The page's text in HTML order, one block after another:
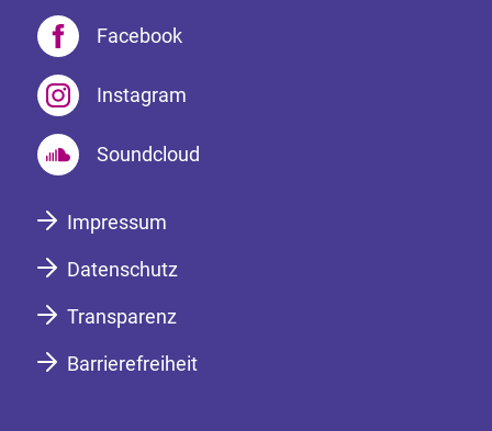
Facebook
Instagram
Soundcloud
Impressum
Datenschutz
Transparenz
Barrierefreiheit